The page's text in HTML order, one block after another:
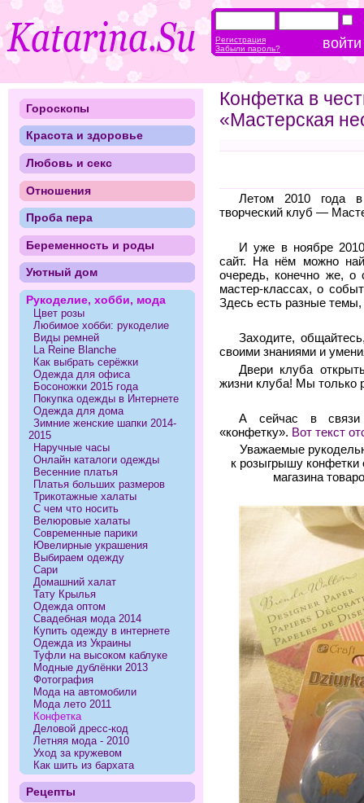
Конфетка в
«Мастерская
Летом 2010 года в
творческий клуб —
И уже в ноябре
сайт. На нём можно
очередь, конечно же,
мастер-классах, о
Здесь есть разные
Заходите,
своими знаниями и
Двери клуба
жизни клуба! Мы только
А сейчас в связи
«конфетку». Вот текст
Уважаемые
к розыгрышу
магазина
Гороскопы
Красота и здоровье
Любовь и секс
Отношения
Проба пера
Беременность и роды
Уютный дом
Рукоделие, хобби, мода
Цвет розы
Любимое хобби: рукоделие
Виды ремней
La Reine Blanche
Как выбрать серёжки
Одежда для офиса
Босоножки 2015 года
Покупка одежды в Интернете
Одежда для дома
Зимние женские шапки 2014-
2015
Наручные часы
Онлайн каталоги одежды
Весенние платья
Платья больших размеров
Трикотажные халаты
С чем что носить
Велюровые халаты
Современные парики
Ювелирные украшения
Выбираем одежду
Сари
Домашний халат
Тату Крылья
Одежда оптом
Свадебная мода 2014
Купить одежду в интернете
Одежда из Украины
Туфли на высоком каблуке
Модные дублёнки 2013
Фотография
Мода на автомобили
Мода лето 2011
Конфетка
Деловой дресс-код
Летняя мода - 2010
Уход за кружевом
Как шить из бархата
Рецепты
Регистрация
Забыли пароль?